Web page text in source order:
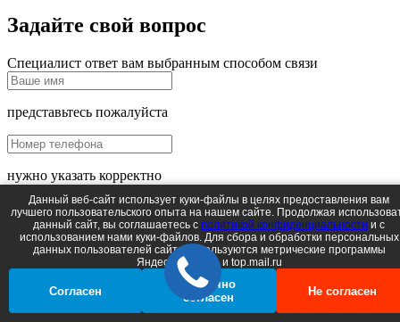
Задайте свой вопрос
Специалист ответ вам выбранным способом связи
представьтесь пожалуйста
нужно указать корректно
Введите код с картинки*
Данный веб-сайт использует куки-файлы в целях предоставления вам
лучшего пользовательского опыта на нашем сайте. Продолжая
данный сайт, вы соглашаетесь c политикой конфиденциальности и с
использованием нами куки-файлов. Для сбора и обработки персональных
данных пользователей сайта используются метрические программы
Яндеск.Метрика и top.mail.ru
Согласен
Частично
согласен
Не согласен